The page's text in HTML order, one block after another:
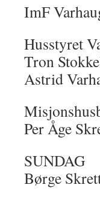
ImF
Husstyret
Tron
Astrid
Per Åge
SUNDAG
Børge